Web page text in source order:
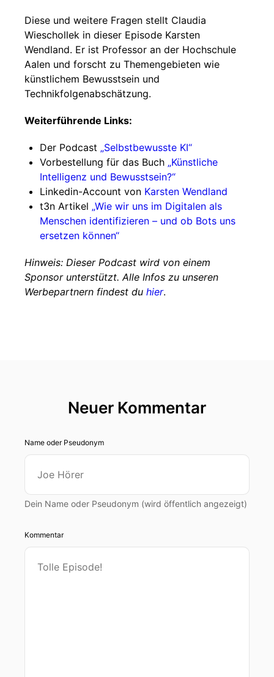
Diese und weitere Fragen stellt Claudia
Wieschollek in dieser Episode Karsten
Wendland. Er ist Professor an der Hochschule
Aalen und forscht zu Themengebieten wie
künstlichem Bewusstsein und
Technikfolgenabschätzung.
Weiterführende Links:
Der Podcast „Selbstbewusste KI“
Vorbestellung für das Buch „Künstliche
Intelligenz und Bewusstsein?“
Linkedin-Account von Karsten Wendland
t3n Artikel „Wie wir uns im Digitalen als
Menschen identifizieren – und ob Bots uns
ersetzen können“
Hinweis: Dieser Podcast wird von einem
Sponsor unterstützt. Alle Infos zu unseren
Werbepartnern findest du hier.
Neuer Kommentar
Name oder Pseudonym
Dein Name oder Pseudonym (wird öffentlich angezeigt)
Kommentar